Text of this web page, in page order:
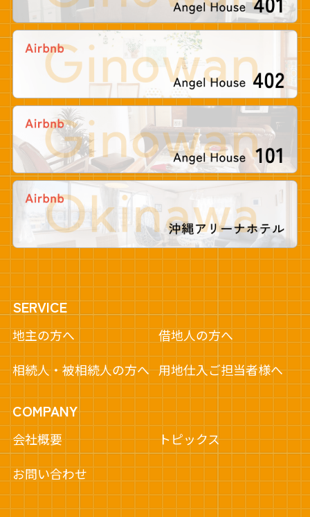
SERVICE
地主の方へ
借地人の方へ
相続人・被相続人の方へ 用地仕入ご担当者様へ
COMPANY
会社概要
トピックス
お問い合わせ